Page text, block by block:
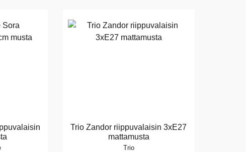
Trio Zandor riippuvalaisin 3xE27
mattamusta
Trio